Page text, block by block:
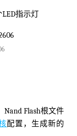
指示灯
Flash根文件
配置，生成新的